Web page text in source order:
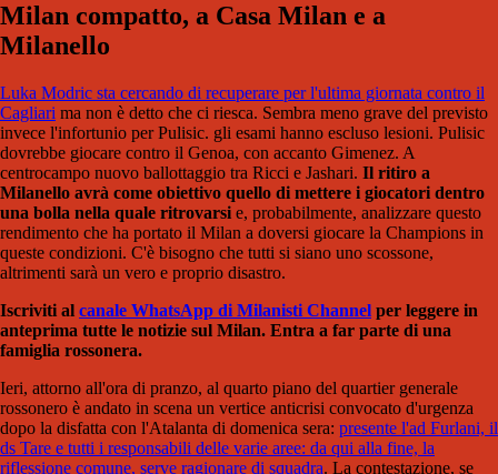
Milan compatto, a Casa Milan e a
Milanello
Luka Modric sta cercando di recuperare per l'ultima giornata contro il
Cagliari ma non è detto che ci riesca. Sembra meno grave del previsto
invece l'infortunio per Pulisic. gli esami hanno escluso lesioni. Pulisic
dovrebbe giocare contro il Genoa, con accanto Gimenez. A
centrocampo nuovo ballottaggio tra Ricci e Jashari. Il ritiro a
Milanello avrà come obiettivo quello di mettere i giocatori dentro
una bolla nella quale ritrovarsi e, probabilmente, analizzare questo
rendimento che ha portato il Milan a doversi giocare la Champions in
queste condizioni. C'è bisogno che tutti si siano uno scossone,
altrimenti sarà un vero e proprio disastro.
Iscriviti al canale WhatsApp di Milanisti Channel per leggere in
anteprima tutte le notizie sul Milan. Entra a far parte di una
famiglia rossonera.
Ieri, attorno all'ora di pranzo, al quarto piano del quartier generale
rossonero è andato in scena un vertice anticrisi convocato d'urgenza
dopo la disfatta con l'Atalanta di domenica sera: presente l'ad Furlani, il
ds Tare e tutti i responsabili delle varie aree: da qui alla fine, la
riflessione comune, serve ragionare di squadra. La contestazione, se